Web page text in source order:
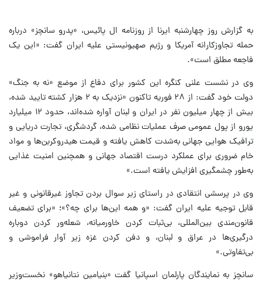
به گزارش روز چهارشنبه ایرنا از روزنامه ال پائیس، «پدرو سانچز» درباره
حمله تجاوزکارانه آمریکا و رژیم صهیونیستی علیه ایران گفت: «این یک
فاجعه مطلق است».
وی در نشست علنی کنگره این کشور برای دفاع از موضع «نه به جنگ»
دولت خود گفت: از ۲۸ فوریه تاکنون «نزدیک به ۲ هزار کشته تایید شده،
بیش از چهار میلیون نفر در ایران و لبنان آواره شده‌اند، حدود ۱۲ میلیارد
یورو از پول عمومی صرف عملیات نظامی شده، گردشگری، تجارت دریایی و
ترافیک هوایی جهانی به‌شدت کاهش یافته و قیمت هیدروکربن‌ها و مواد
خام ضروری برای عملکرد درست اقتصاد جهانی و همچنین امنیت غذایی
به‌طور چشمگیری افزایش یافته است.»
وی در پرسشی انتقادی در راستای زیر سوال بردن تجاوز غیرقانونی و غیر
قابل توجیه علیه ایران گفت: «و همه این‌ها برای چه؟»؛ «برای تضعیف
قانون‌مندی بین‌المللی، بی‌ثبات کردن خاورمیانه، شعله‌ور کردن دوباره
درگیری‌ها در عراق و لبنان، و دفن کردن غزه زیر آوار فراموشی و
بی‌تفاوتی.»
سانچز به نمایندگان پارلمان اسپانیا گفت «بنیامین نتانیاهو» نخست‌وزیر